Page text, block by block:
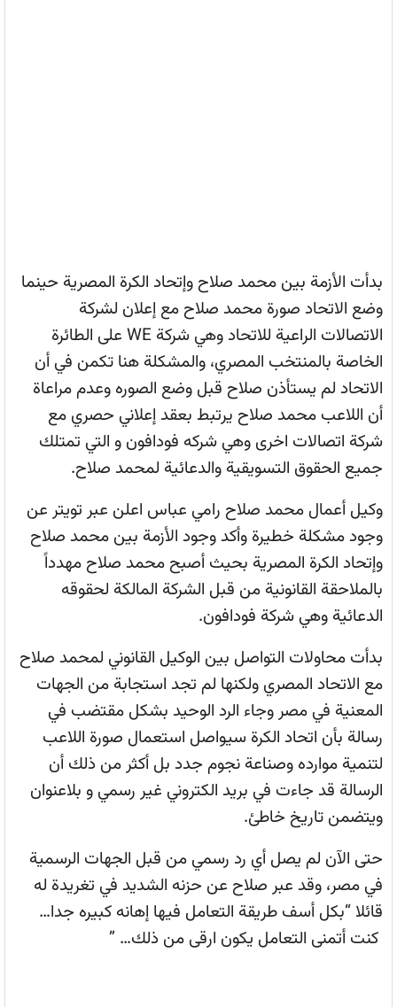
بدأت الأزمة بين محمد صلاح وإتحاد الكرة المصرية حينما
وضع الاتحاد صورة محمد صلاح مع إعلان لشركة
الاتصالات الراعية للاتحاد وهي شركة WE على الطائرة
الخاصة بالمنتخب المصري، والمشكلة هنا تكمن في أن
الاتحاد لم يستأذن صلاح قبل وضع الصوره وعدم مراعاة
أن اللاعب محمد صلاح يرتبط بعقد إعلاني حصري مع
شركة اتصالات اخرى وهي شركه فودافون و التي تمتلك
جميع الحقوق التسويقية والدعائية لمحمد صلاح.
وكيل أعمال محمد صلاح رامي عباس اعلن عبر تويتر عن
وجود مشكلة خطيرة وأكد وجود الأزمة بين محمد صلاح
وإتحاد الكرة المصرية بحيث أصبح محمد صلاح مهدداً
بالملاحقة القانونية من قبل الشركة المالكة لحقوقه
الدعائية وهي شركة فودافون.
بدأت محاولات التواصل بين الوكيل القانوني لمحمد صلاح
مع الاتحاد المصري ولكنها لم تجد استجابة من الجهات
المعنية في مصر وجاء الرد الوحيد بشكل مقتضب في
رسالة بأن اتحاد الكرة سيواصل استعمال صورة اللاعب
لتنمية موارده وصناعة نجوم جدد بل أكثر من ذلك أن
الرسالة قد جاءت في بريد الكتروني غير رسمي و بلاعنوان
ويتضمن تاريخ خاطئ.
حتى الآن لم يصل أي رد رسمي من قبل الجهات الرسمية
في مصر، وقد عبر صلاح عن حزنه الشديد في تغريدة له
قائلا “بكل أسف طريقة التعامل فيها إهانه كبيره جدا…
كنت أتمنى التعامل يكون ارقى من ذلك… ”